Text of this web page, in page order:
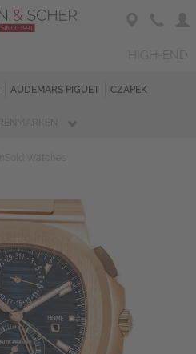
AUDEMARS PIGUET CZAPEK